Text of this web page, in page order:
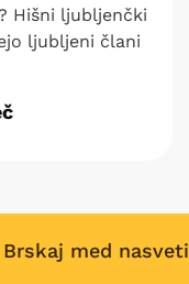
Hišni ljubljenčki
ljubljeni člani
Brskaj med nasveti